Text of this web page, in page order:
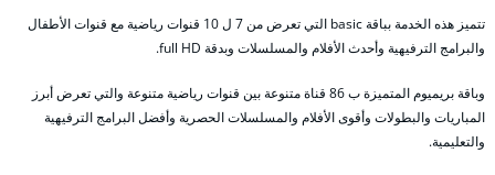
تتميز هذه الخدمة بباقة basic التي تعرض من 7 ل 10 قنوات رياضية مع قنوات الأطفال
والبرامج الترفيهية وأحدث الأفلام والمسلسلات وبدقة full HD.
وباقة بريميوم المتميزة ب 86 قناة متنوعة بين قنوات رياضية متنوعة والتي تعرض أبرز
المباريات والبطولات وأقوى الأفلام والمسلسلات الحصرية وأفضل البرامج الترفيهية
والتعليمية.